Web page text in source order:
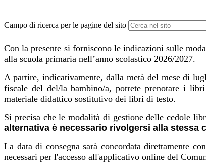
Campo di ricerca per le pagine del sito
Con la presente si forniscono le indicazioni sulle
alla scuola primaria nell’anno scolastico 2026/2027.
A partire, indicativamente, dalla metà del mese di
fiscale del del/la bambino/a, potrete prenotare i
materiale didattico sostitutivo dei libri di testo.
Si precisa che le modalità di gestione delle cedole
alternativa è necessario rivolgersi alla stessa
La data di consegna sarà concordata direttamente
necessari per l'accesso all'applicativo online del